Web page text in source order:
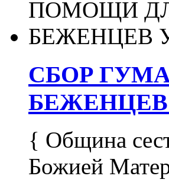
СБОР
{ Община
Божией